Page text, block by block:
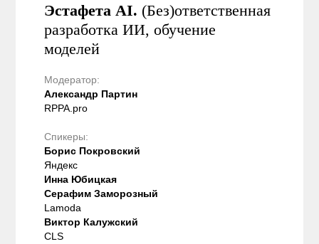
Эстафета AI. (Без)ответственная
разработка ИИ, обучение
моделей
Модератор:
Александр Партин
RPPA.pro
Спикеры:
Борис Покровский
Яндекс
Инна Юбицкая
Серафим Заморозный
Lamoda
Виктор Калужский
CLS